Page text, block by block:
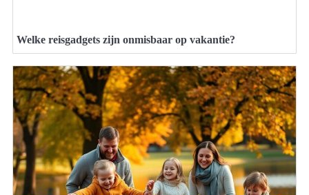
Welke reisgadgets zijn onmisbaar op vakantie?